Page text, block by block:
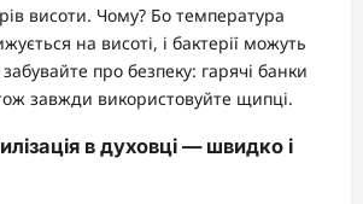
висоти. Чому? Бо температура
на висоті, і бактерії можуть
про безпеку: гарячі банки
завжди використовуйте щипці.
в духовці — швидко і